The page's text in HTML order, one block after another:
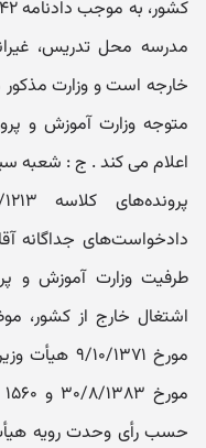
مدرسه محل تدریس،
خارجه است و وزارت
متوجه وزارت آموزش و
اعلام می کند . ج : شعبه
دادخواست‌های جداگانه
طرفیت وزارت آموزش و
حسب رأی وحدت رویه